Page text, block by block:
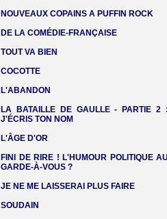
NOUVEAUX COPAINS A PUFFIN ROCK
DE LA COMÉDIE-FRANÇAISE
TOUT VA BIEN
COCOTTE
L'ABANDON
LA BATAILLE DE GAULLE - PARTIE 2
J'ÉCRIS TON NOM
L'ÂGE D'OR
FINI DE RIRE ! L'HUMOUR POLITIQUE
GARDE-À-VOUS ?
JE NE ME LAISSERAI PLUS FAIRE
SOUDAIN